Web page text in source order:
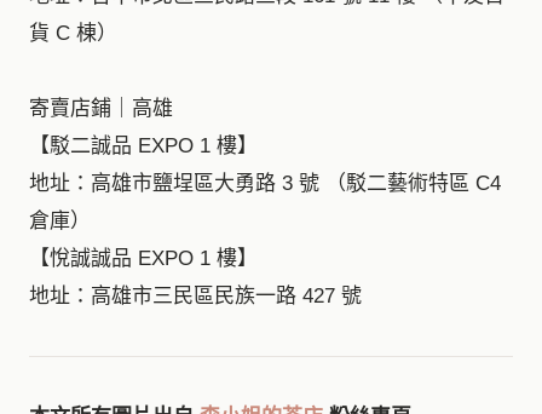
貨 C 棟）
寄賣店鋪｜高雄
【駁二誠品 EXPO 1 樓】
地址：高雄市鹽埕區大勇路 3 號 （駁二藝術特區 C4
倉庫）
【悅誠誠品 EXPO 1 樓】
地址：高雄市三民區民族一路 427 號